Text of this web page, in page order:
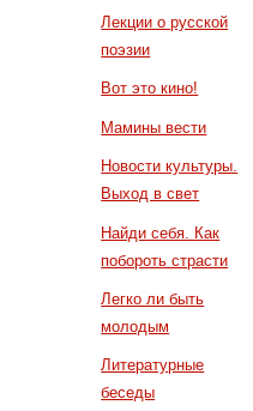
Лекции о русской
поэзии
Вот это кино!
Мамины вести
Новости культуры.
Выход в свет
Найди себя. Как
побороть страсти
Легко ли быть
молодым
Литературные
беседы